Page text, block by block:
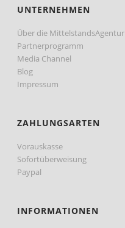
UNTERNEHMEN
Über die MittelstandsAgentur
Partnerprogramm
Media Channel
Blog
Impressum
ZAHLUNGSARTEN
Vorauskasse
Sofortüberweisung
Paypal
INFORMATIONEN